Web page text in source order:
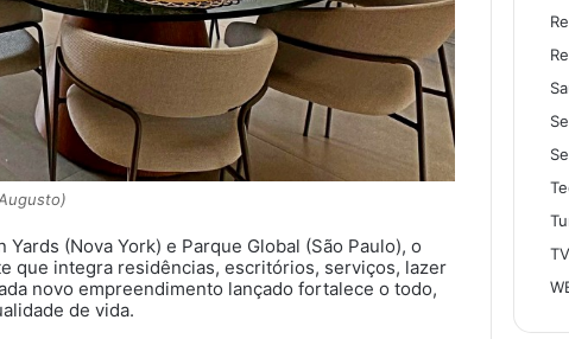
(Nova York) e Parque Global (São Paulo), o
que integra residências, escritórios, serviços, lazer
novo empreendimento lançado fortalece o todo,
de vida.